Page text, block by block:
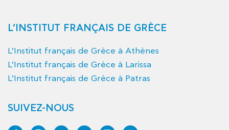
L’INSTITUT FRANÇAIS DE GRÈCE
L’Institut français de Grèce à Athènes
L’Institut français de Grèce à Larissa
L’Institut français de Grèce à Patras
SUIVEZ-NOUS